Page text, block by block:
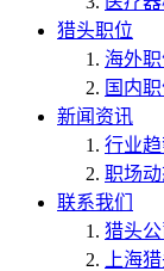
猎头职位
海外
国内
新闻资讯
行业
职场
联系我们
猎头
上海